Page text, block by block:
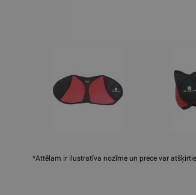
*Attēlam ir ilustratīva nozīme un prece var